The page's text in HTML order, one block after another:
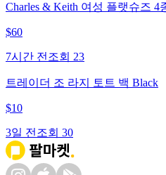
Charles & Keith 여성 플랫슈즈 4
$60
7시간 전 조회 23
트레이더 조 라지 토트 백 Black
$10
3일 전 조회 30